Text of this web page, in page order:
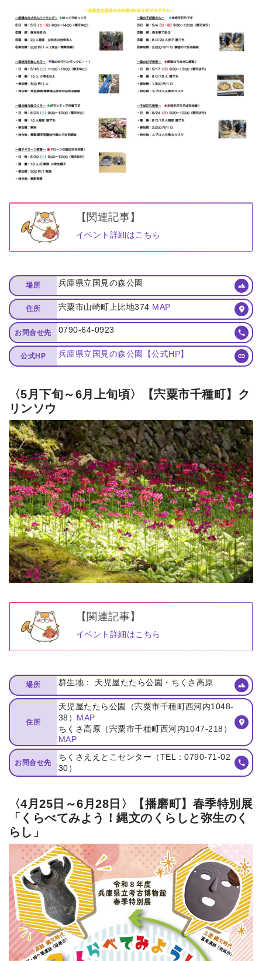
【関連記事】
イベント詳細はこちら
場所 兵庫県立国見の森公園
住所 宍粟市山崎町上比地374 MAP
お問合せ先 0790-64-0923
公式HP 兵庫県立国見の森公園【公式HP】
〈5月下旬～6月上旬頃〉【宍粟市千種町】ク
リンソウ
【関連記事】
イベント詳細はこちら
場所 群⽣地： 天児屋たたら公園・ちくさ⾼原
住所
天児屋たたら公園（宍粟市千種町⻄河内1048-
38） MAP
ちくさ⾼原（宍粟市千種町⻄河内1047-218）
MAP
お問合せ先
ちくさええとこセンター（TEL：0790-71-02
30）
〈4月25日～6月28日〉【播磨町】春季特別展
「くらべてみよう！縄文のくらしと弥生のく
らし」